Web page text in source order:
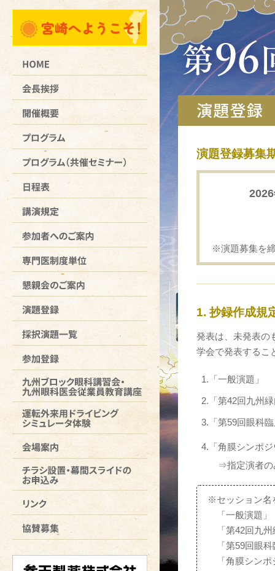
演題登録募集
※演題募集を
1. 抄録作成規
発表は、未発表の
学会で発表するこ
1.「一般演題」
2.「第42回九州
3.「第59回眼科
4.「角膜シンポ
⇒指定演者の
※セッション
「一般演題」
「第42回九
「第59回眼
「角膜シン